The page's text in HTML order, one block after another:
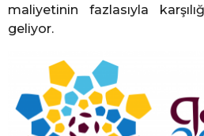
maliyetinin fazlasıyla
geliyor.